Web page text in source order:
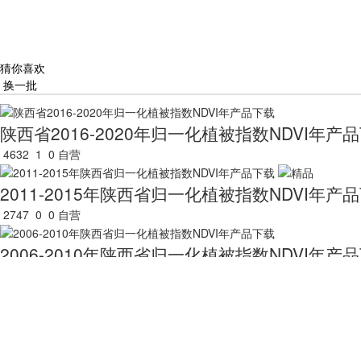
猜你喜欢
换一批
陕西省2016-2020年归一化植被指数NDVI年产
4632 1 0 自营
2011-2015年陕西省归一化植被指数NDVI年产
2747 0 0 自营
2006-2010年陕西省归一化植被指数NDVI年产